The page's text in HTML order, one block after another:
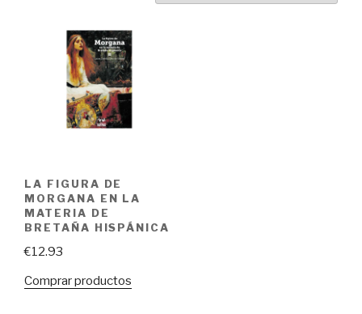
LA FIGURA DE
MORGANA EN LA
MATERIA DE
BRETAÑA HISPÁNICA
€12.93
Comprar productos